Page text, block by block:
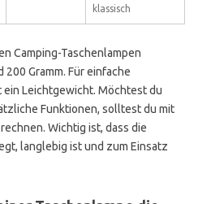
klassisch
Camping-Taschenlampen
Gramm. Für einfache
Leichtgewicht. Möchtest du
Funktionen, solltest du mit
Wichtig ist, dass die
langlebig ist und zum Einsatz